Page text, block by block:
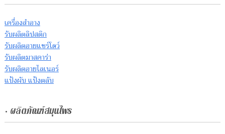
เครื่องสำอาง
รับผลิตลิปสติก
รับผลิตอายแชร์โดว์
รับผลิตมาสคาร่า
รับผลิตอายไลเนอร์
แป้งผับ แป้งตลับ
• ผลิตภัณฑ์สมุนไพร